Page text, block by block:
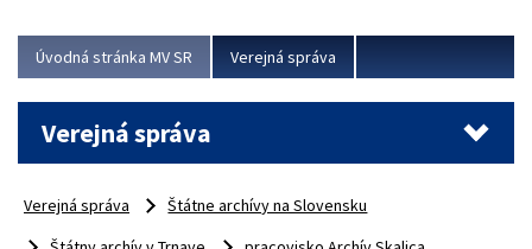
Úvodná stránka MV SR Verejná správa
Verejná správa
Verejná správa
Štátne archívy na Slovensku